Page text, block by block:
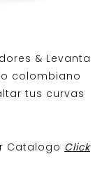
& Levanta
colombiano
tus curvas
Catalogo Click